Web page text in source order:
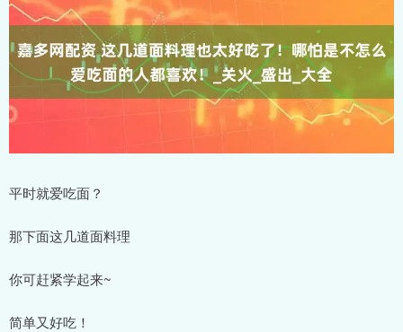
平时就爱吃面？
那下面这几道面料理
你可赶紧学起来~
简单又好吃！